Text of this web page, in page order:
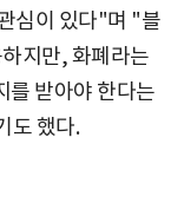
심이 있다"며 "블
지만, 화폐라는
를 받아야 한다는
도 했다.